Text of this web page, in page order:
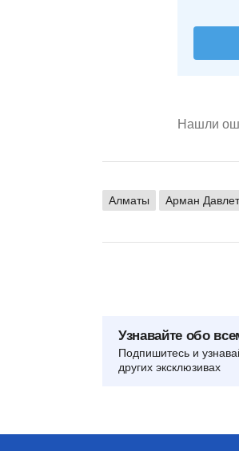
Нашли
Алматы Арман
Узнавайте обо
Подпишитесь и
других эксклюзивах